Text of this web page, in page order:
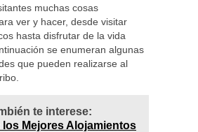
muchas cosas
ver y hacer, desde visitar
hasta disfrutar de la vida
se enumeran algunas
que pueden realizarse al
te interese:
los Mejores Alojamientos